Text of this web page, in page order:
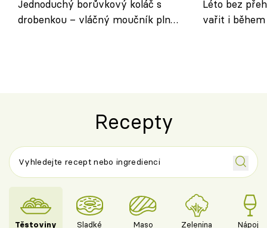
Jednoduchý borůvkový koláč s
drobenkou – vláčný moučník plný
Léto bez
vařit i
Recepty
Těstoviny Sladké Maso Zelenina Nápoje